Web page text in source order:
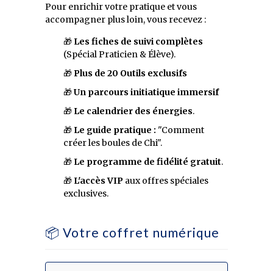
Pour enrichir votre pratique et vous
accompagner plus loin, vous recevez :
🎁 Les fiches de suivi complètes
(Spécial Praticien & Élève).
🎁 Plus de 20 Outils exclusifs
🎁Un parcours initiatique immersif
🎁 Le calendrier des énergies.
🎁 Le guide pratique : "Comment
créer les boules de Chi".
🎁 Le programme de fidélité gratuit.
🎁 L'accès VIP aux offres spéciales
exclusives.
📦 Votre coffret numérique